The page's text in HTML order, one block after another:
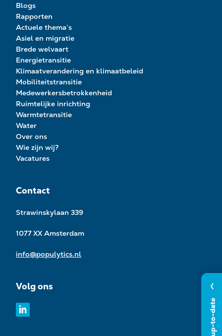
Blijf up-to-date
Blogs
Rapporten
Actuele thema’s
Asiel en migratie
Brede welvaart
Energietransitie
Klimaatverandering en klimaatbeleid
Mobiliteitstransitie
Medewerkersbetrokkenheid
Ruimtelijke inrichting
Warmtetransitie
Water
Over ons
Wie zijn wij?
Vacatures
Contact
Strawinskylaan 339
1077 XX Amsterdam
info@populytics.nl
Volg ons